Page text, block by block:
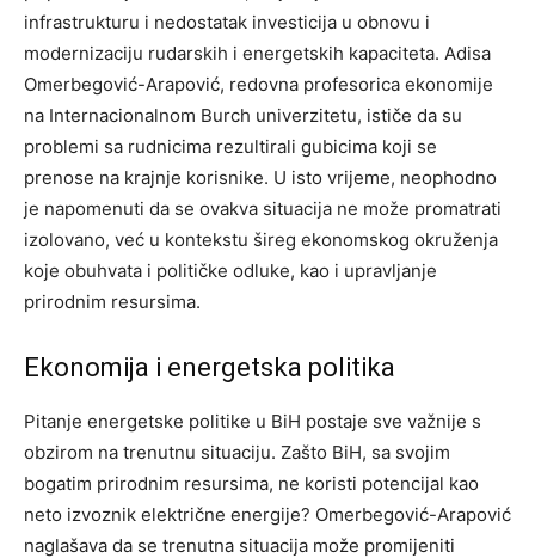
infrastrukturu i nedostatak investicija u obnovu i
modernizaciju rudarskih i energetskih kapaciteta. Adisa
Omerbegović-Arapović, redovna profesorica ekonomije
na Internacionalnom Burch univerzitetu, ističe da su
problemi sa rudnicima rezultirali gubicima koji se
prenose na krajnje korisnike. U isto vrijeme, neophodno
je napomenuti da se ovakva situacija ne može promatrati
izolovano, već u kontekstu šireg ekonomskog okruženja
koje obuhvata i političke odluke, kao i upravljanje
prirodnim resursima.
Ekonomija i energetska politika
Pitanje energetske politike u BiH postaje sve važnije s
obzirom na trenutnu situaciju. Zašto BiH, sa svojim
bogatim prirodnim resursima, ne koristi potencijal kao
neto izvoznik električne energije? Omerbegović-Arapović
naglašava da se trenutna situacija može promijeniti